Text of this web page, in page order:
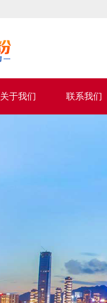
关于我们 联系我们